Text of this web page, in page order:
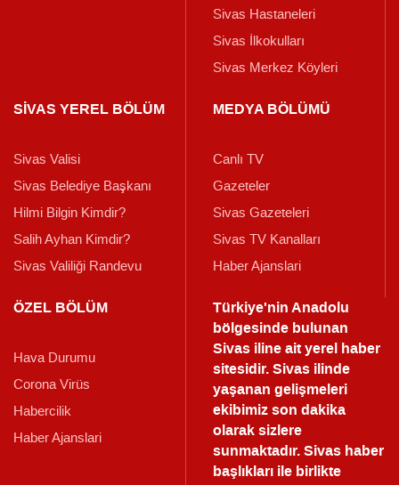
Sivas Hastaneleri
Sivas İlkokulları
Sivas Merkez Köyleri
SİVAS YEREL BÖLÜM
Sivas Valisi
Sivas Belediye Başkanı
Hilmi Bilgin Kimdir?
Salih Ayhan Kimdir?
Sivas Valiliği Randevu
MEDYA BÖLÜMÜ
Canlı TV
Gazeteler
Sivas Gazeteleri
Sivas TV Kanalları
Haber Ajanslari
ÖZEL BÖLÜM
Hava Durumu
Corona Virüs
Habercilik
Haber Ajanslari
Türkiye'nin Anadolu
bölgesinde bulunan
Sivas iline ait yerel haber
sitesidir. Sivas ilinde
yaşanan gelişmeleri
ekibimiz son dakika
olarak sizlere
sunmaktadır.Sivas haber
başlıkları ile birlikte